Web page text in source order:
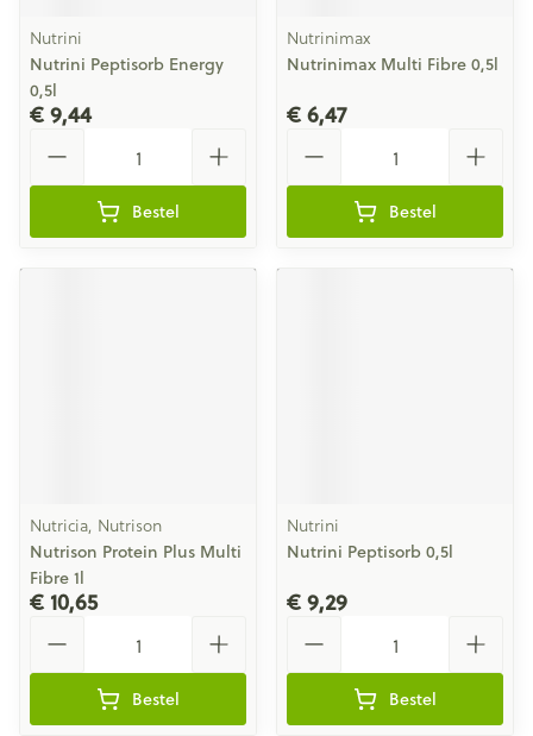
Nutrini
Nutrini Peptisorb Energy
0,5l
€ 9,44
Bestel
Nutrinimax
Nutrinimax Multi Fibre 0,5l
€ 6,47
Bestel
Nutricia, Nutrison
Nutrison Protein Plus Multi
Fibre 1l
€ 10,65
Bestel
Nutrini
Nutrini Peptisorb 0,5l
€ 9,29
Bestel